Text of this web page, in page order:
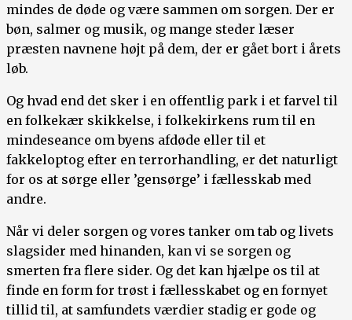
mindes de døde og være sammen om sorgen. Der er
bøn, salmer og musik, og mange steder læser
præsten navnene højt på dem, der er gået bort i årets
løb.
Og hvad end det sker i en offentlig park i et farvel til
en folkekær skikkelse, i folkekirkens rum til en
mindeseance om byens afdøde eller til et
fakkeloptog efter en terrorhandling, er det naturligt
for os at sørge eller ’gensørge’ i fællesskab med
andre.
Når vi deler sorgen og vores tanker om tab og livets
slagsider med hinanden, kan vi se sorgen og
smerten fra flere sider. Og det kan hjælpe os til at
finde en form for trøst i fællesskabet og en fornyet
tillid til, at samfundets værdier stadig er gode og